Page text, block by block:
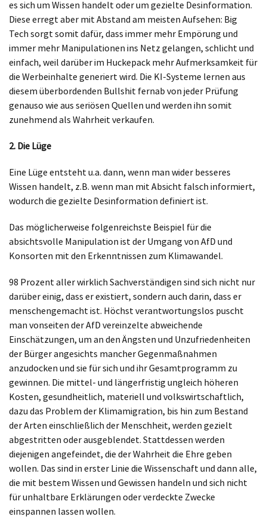
es sich um Wissen handelt oder um gezielte Desinformation.
Diese erregt aber mit Abstand am meisten Aufsehen: Big
Tech sorgt somit dafür, dass immer mehr Empörung und
immer mehr Manipulationen ins Netz gelangen, schlicht und
einfach, weil darüber im Huckepack mehr Aufmerksamkeit für
die Werbeinhalte generiert wird. Die KI-Systeme lernen aus
diesem überbordenden Bullshit fernab von jeder Prüfung
genauso wie aus seriösen Quellen und werden ihn somit
zunehmend als Wahrheit verkaufen.
2. Die Lüge
Eine Lüge entsteht u.a. dann, wenn man wider besseres
Wissen handelt, z.B. wenn man mit Absicht falsch informiert,
wodurch die gezielte Desinformation definiert ist.
Das möglicherweise folgenreichste Beispiel für die
absichtsvolle Manipulation ist der Umgang von AfD und
Konsorten mit den Erkenntnissen zum Klimawandel.
98 Prozent aller wirklich Sachverständigen sind sich nicht nur
darüber einig, dass er existiert, sondern auch darin, dass er
menschengemacht ist. Höchst verantwortungslos puscht
man vonseiten der AfD vereinzelte abweichende
Einschätzungen, um an den Ängsten und Unzufriedenheiten
der Bürger angesichts mancher Gegenmaßnahmen
anzudocken und sie für sich und ihr Gesamtprogramm zu
gewinnen. Die mittel- und längerfristig ungleich höheren
Kosten, gesundheitlich, materiell und volkswirtschaftlich,
dazu das Problem der Klimamigration, bis hin zum Bestand
der Arten einschließlich der Menschheit, werden gezielt
abgestritten oder ausgeblendet. Stattdessen werden
diejenigen angefeindet, die der Wahrheit die Ehre geben
wollen. Das sind in erster Linie die Wissenschaft und dann alle,
die mit bestem Wissen und Gewissen handeln und sich nicht
für unhaltbare Erklärungen oder verdeckte Zwecke
einspannen lassen wollen.